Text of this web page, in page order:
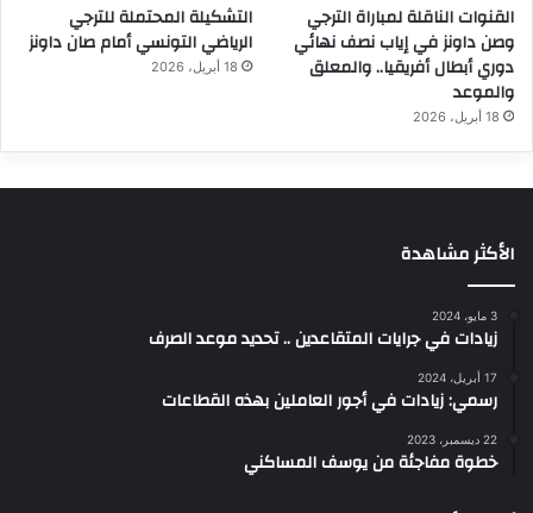
القنوات الناقلة لمباراة الترجي
وصن داونز في إياب نصف نهائي
دوري أبطال أفريقيا.. والمعلق
والموعد
18 أبريل، 2026
التشكيلة المحتملة للترجي
الرياضي التونسي أمام صان داونز
18 أبريل، 2026
الأكثر مشاهدة
3 مايو، 2024
زيادات في جرايات المتقاعدين .. تحديد موعد الصرف
17 أبريل، 2024
رسمي: زيادات في أجور العاملين بهذه القطاعات
22 ديسمبر، 2023
خطوة مفاجئة من يوسف المساكني